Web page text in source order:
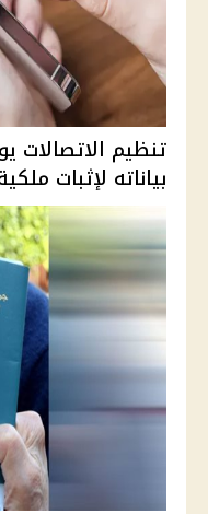
تنظيم الاتصالات
بياناته لإثبات